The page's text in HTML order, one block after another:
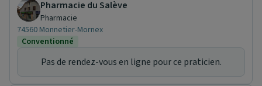
Pharmacie du Salève
Pharmacie
74560 Monnetier-Mornex
Conventionné
Pas de rendez-vous en ligne pour ce praticien.